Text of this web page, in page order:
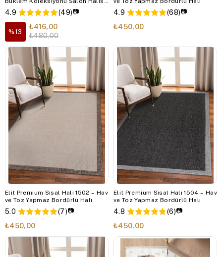
Mutfak Halısı, Antre Hol Halısı
4.9 (49)📷
%13
₺416,00
₺480,00
4.9 (68)📷
₺450,00
Elit Premium Sisal Halı 1502 – Hav
ve Toz Yapmaz Bordürlü Halı
5.0 (7)📷
₺450,00
Elit Premium Sisal Halı 1504 – Hav
ve Toz Yapmaz Bordürlü Halı
4.8 (6)📷
₺450,00